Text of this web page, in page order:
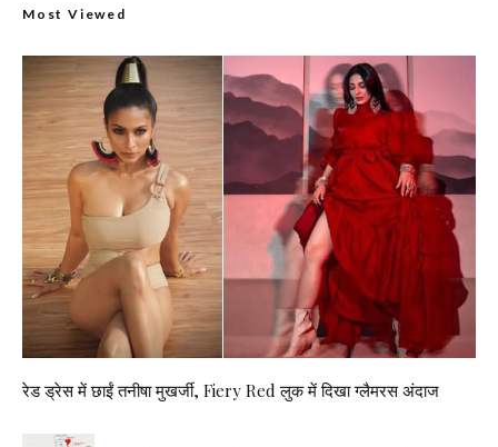
Most Viewed
रेड ड्रेस में छाईं तनीषा मुखर्जी, Fiery Red लुक में दिखा ग्लैमरस अंदाज